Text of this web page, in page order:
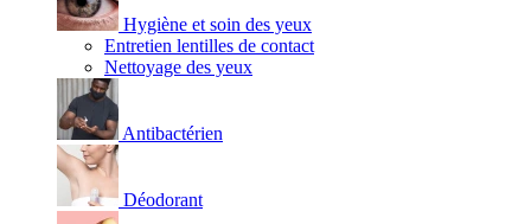
Hygiène et soin des yeux
Entretien lentilles de contact
Nettoyage des yeux
Antibactérien
Déodorant